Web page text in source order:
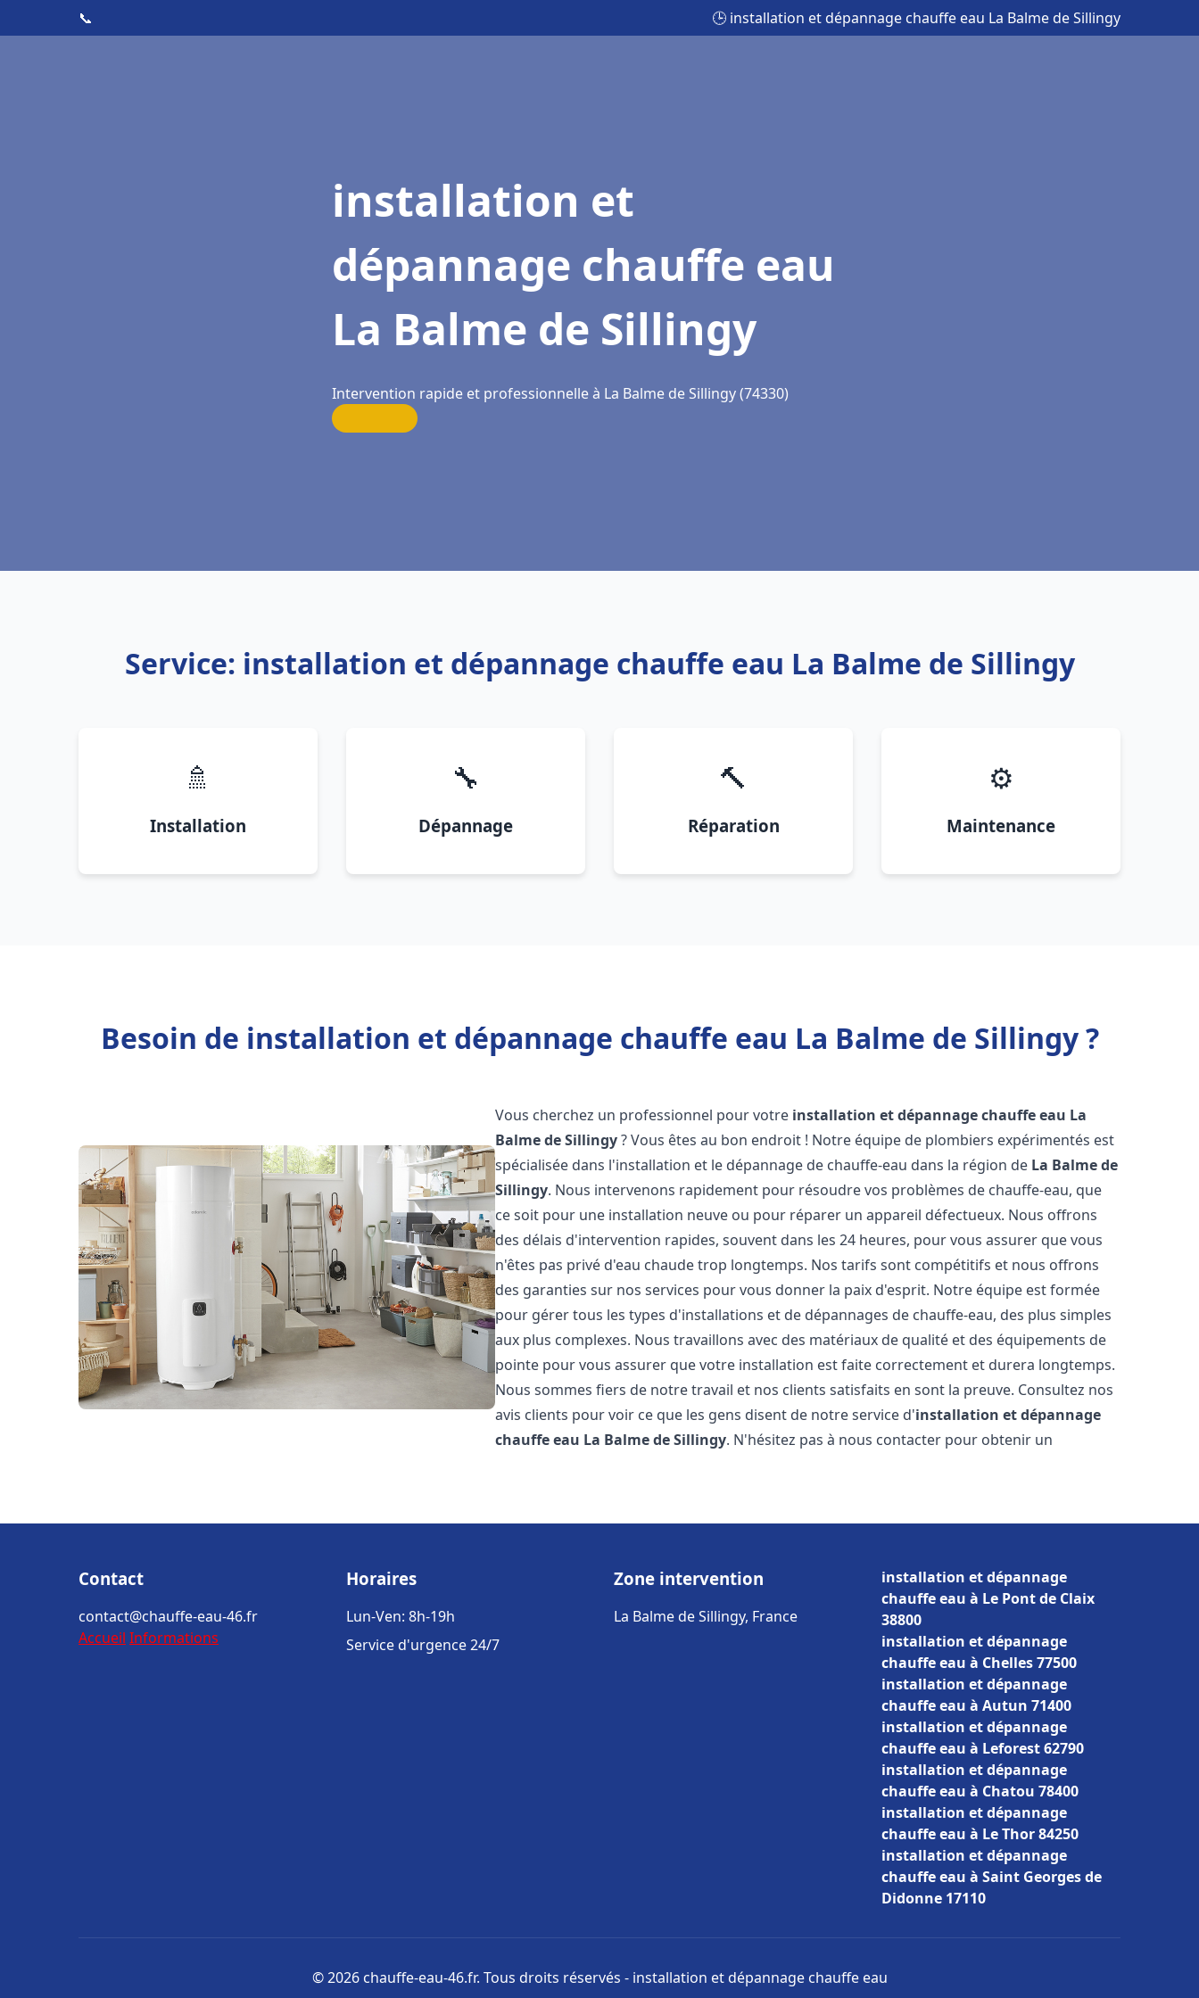
📞 🕒 installation et dépannage chauffe eau La Balme de Sillingy
installation et
dépannage chauffe eau
La Balme de Sillingy
Intervention rapide et professionnelle à La Balme de Sillingy (74330)
Service: installation et dépannage chauffe eau La Balme de Sillingy
🚿
Installation
🔧
Dépannage
🔨
Réparation
⚙️
Maintenance
Besoin de installation et dépannage chauffe eau La Balme de Sillingy ?
Vous cherchez un professionnel pour votre installation et dépannage chauffe eau La
Balme de Sillingy? Vous êtes au bon endroit ! Notre équipe de plombiers expérimentés est
spécialisée dans l'installation et le dépannage de chauffe-eau dans la région de La Balme de
Sillingy. Nous intervenons rapidement pour résoudre vos problèmes de chauffe-eau, que
ce soit pour une installation neuve ou pour réparer un appareil défectueux. Nous offrons
des délais d'intervention rapides, souvent dans les 24 heures, pour vous assurer que vous
n'êtes pas privé d'eau chaude trop longtemps. Nos tarifs sont compétitifs et nous offrons
des garanties sur nos services pour vous donner la paix d'esprit. Notre équipe est formée
pour gérer tous les types d'installations et de dépannages de chauffe-eau, des plus simples
aux plus complexes. Nous travaillons avec des matériaux de qualité et des équipements de
pointe pour vous assurer que votre installation est faite correctement et durera longtemps.
Nous sommes fiers de notre travail et nos clients satisfaits en sont la preuve. Consultez nos
avis clients pour voir ce que les gens disent de notre service d'installation et dépannage
chauffe eau La Balme de Sillingy. N'hésitez pas à nous contacter pour obtenir un
Contact
contact@chauffe-eau-46.fr
Accueil Informations
Horaires
Lun-Ven: 8h-19h
Service d'urgence 24/7
Zone intervention
La Balme de Sillingy, France
installation et dépannage
chauffe eau à Le Pont de Claix
38800
installation et dépannage
chauffe eau à Chelles 77500
installation et dépannage
chauffe eau à Autun 71400
installation et dépannage
chauffe eau à Leforest 62790
installation et dépannage
chauffe eau à Chatou 78400
installation et dépannage
chauffe eau à Le Thor 84250
installation et dépannage
chauffe eau à Saint Georges de
Didonne 17110
© 2026 chauffe-eau-46.fr. Tous droits réservés - installation et dépannage chauffe eau